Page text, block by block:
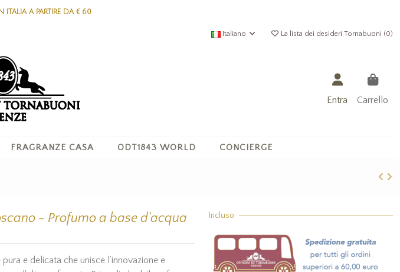
ITALIA A PARTIRE DA € 60
Italiano La lista dei desideri Tornabuoni (0)
Entra Carrello
FRAGRANZE CASA ODT1843 WORLD CONCIERGE
- Profumo a base d'acqua
pura e delicata che unisce l’innovazione e
Incluso